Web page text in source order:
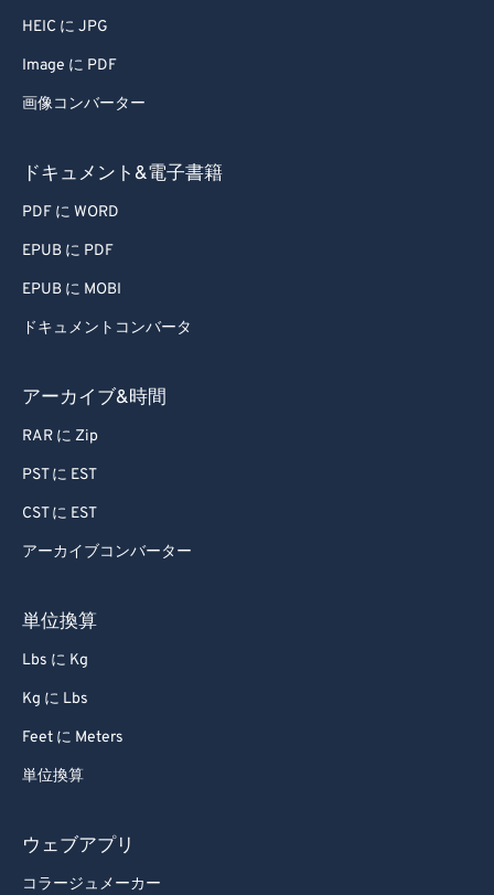
HEIC に JPG
Image に PDF
画像コンバーター
ドキュメント&電子書籍
PDF に WORD
EPUB に PDF
EPUB に MOBI
ドキュメントコンバータ
アーカイブ&時間
RAR に Zip
PST に EST
CST に EST
アーカイブコンバーター
単位換算
Lbs に Kg
Kg に Lbs
Feet に Meters
単位換算
ウェブアプリ
コラージュメーカー